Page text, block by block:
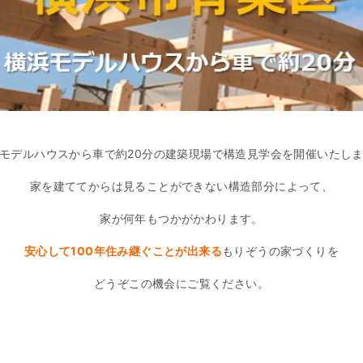
デルハウスから車で約20分の建築現場で構造見学会を開催いたし
家を建ててからは見ることができない構造部分によって、
家が何年もつかがかわります。
安心して100年住み継ぐことが出来るもりぞうの家づくりを
どうぞこの機会にご覧ください。